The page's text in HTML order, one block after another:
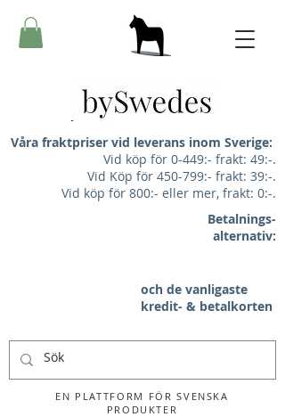
EN PLATTFORM FÖR SVENSKA
PRODUKTER
Våra fraktpriser vid leverans inom Sverige:
Vid köp för 0-449:- frakt: 49:-.
Vid Köp för 450-799:- frakt: 39:-.
Vid köp för 800:- eller mer, frakt: 0:-.
Betalnings-
alternativ:
och de vanligaste
kredit- & betalkorten